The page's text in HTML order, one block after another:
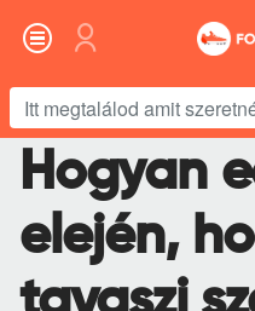
megtalálod
amit
szeretnél....
Hogyan
elején,